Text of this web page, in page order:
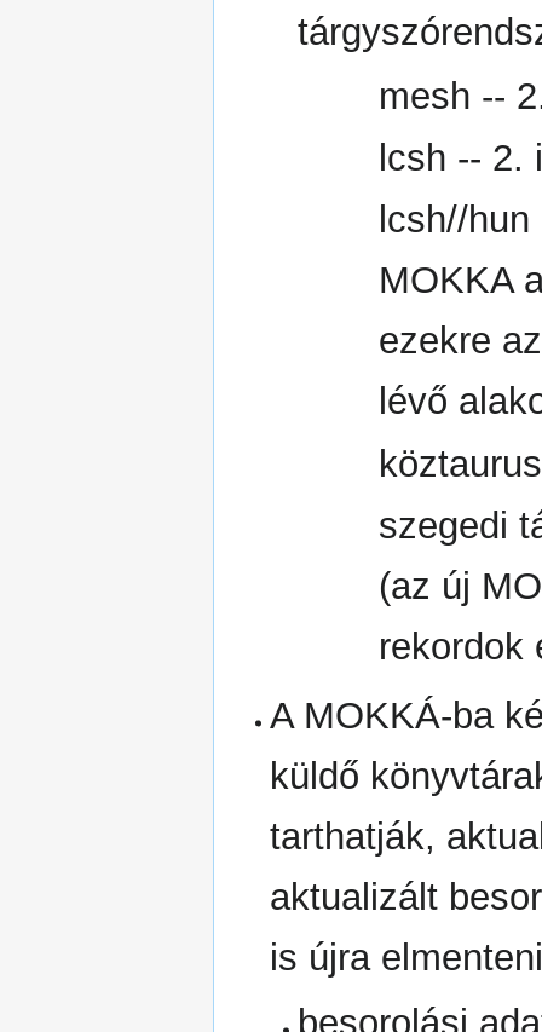
mesh --
lcsh -- 2.
lcsh//
MOKKA
ezekre
lévő
szegedi
(az új
rekordok
A MOKKÁ-ba
küldő
tarthatják,
aktualizált
is újra
besorolási